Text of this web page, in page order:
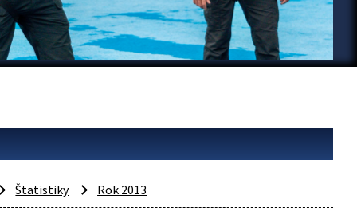
Štatistiky Rok 2013